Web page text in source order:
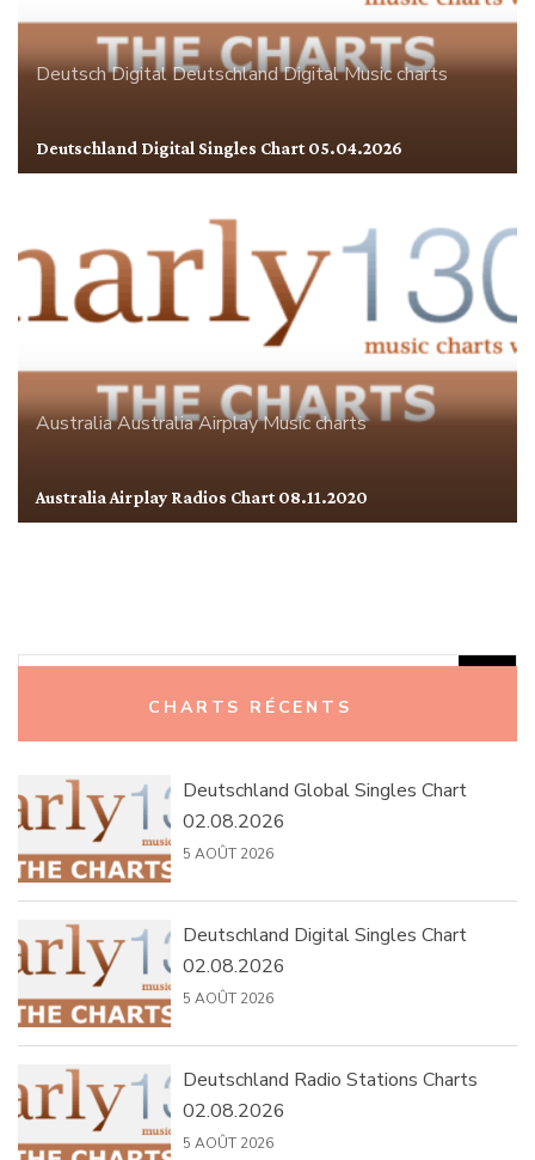
Deutsch DigitalDeutschlandDigitalMusic charts
Deutschland Digital Singles Chart 05.04.2026
AustraliaAustralia AirplayMusic charts
Australia Airplay Radios Chart 08.11.2020
CHARTS RÉCENTS
Deutschland Global Singles Chart
02.08.2026
5 AOÛT 2026
Deutschland Digital Singles Chart
02.08.2026
5 AOÛT 2026
Deutschland Radio Stations Charts
02.08.2026
5 AOÛT 2026